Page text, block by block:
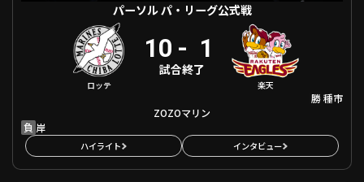
パーソル パ・リーグ公式戦
ロッテ
10 - 1
試合終了
楽天
勝種市
ZOZOマリン
負 岸
ハイライト インタビュー